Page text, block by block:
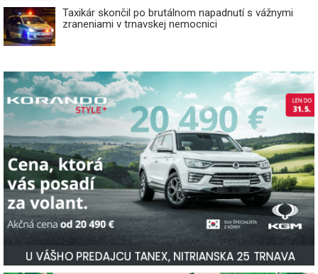
Taxikár skončil po brutálnom napadnutí s vážnymi
zraneniami v trnavskej nemocnici